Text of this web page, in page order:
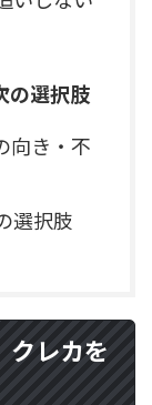
の選択肢
向き・不
選択肢
クレカを